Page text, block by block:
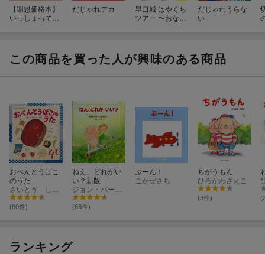
【謝恩価格本】
いっしょって
だじゃれデカ
早口城 はやくち
ツアー 〜おなじ
だじゃれうらな
い
この商品を買った人が興味のある商品
おべんとうばこ
のうた
(60件)
ねえ、どれがい
い？新版
(66件)
ぷーん！
こかぜさち
ちがうもん
ひろかわさえこ
(3件)
ランキング